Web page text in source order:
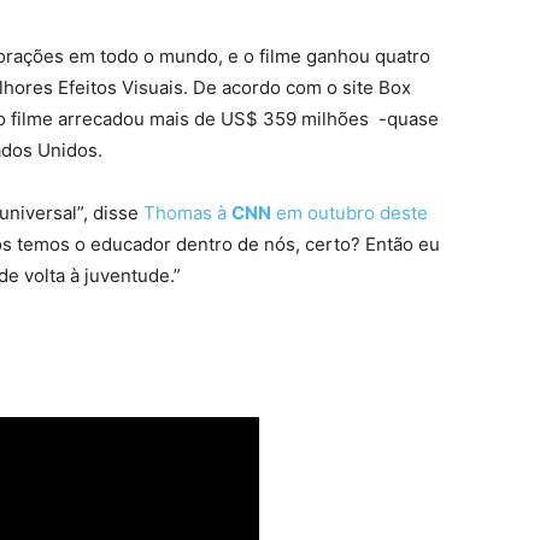
em todo o mundo, e o filme ganhou quatro
Efeitos Visuais. De acordo com o site Box
filme arrecadou mais de US$ 359 milhões -quase
Unidos.
disse Thomas à CNN em outubro deste
temos o educador dentro de nós, certo? Então eu
volta à juventude.”